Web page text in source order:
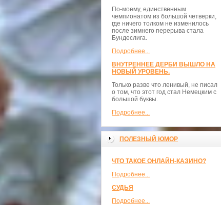
По-моему, единственным
чемпионатом из большой четверки,
где ничего толком не изменилось
после зимнего перерыва стала
Бундеслига.
Подробнее...
ВНУТРЕННЕЕ ДЕРБИ ВЫШЛО НА
НОВЫЙ УРОВЕНЬ.
Только разве что ленивый, не писал
о том, что этот год стал Немецким с
большой буквы.
Подробнее...
ПОЛЕЗНЫЙ ЮМОР
ЧТО ТАКОЕ ОНЛАЙН-КАЗИНО?
Подробнее...
СУДЬЯ
Подробнее...